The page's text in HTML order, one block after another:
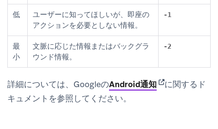
低
ユーザーに知ってほしいが、即座の
アクションを必要としない情報。
-1
最
小
文脈に応じた情報またはバックグラ
ウンド情報。
-2
詳細については、GoogleのAndroid通知 (opens in new
に関するド
キュメントを参照してください。